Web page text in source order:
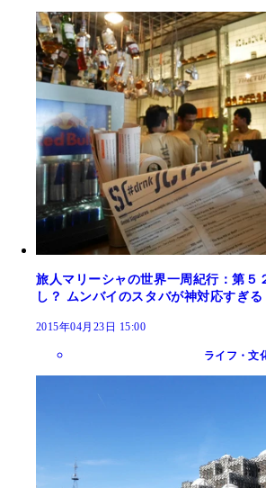
旅人マリーシャの世界一周紀行：第５
し？ ムンバイのスタバが神対応すぎる
2015年04月23日 15:00
ライフ・文